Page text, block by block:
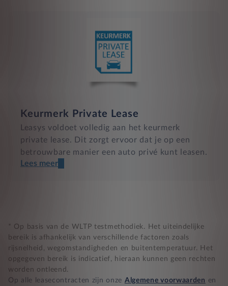
Keurmerk Private Lease
Leasys voldoet volledig aan het keurmerk
private lease. Dit zorgt ervoor dat je op een
betrouwbare manier een auto privé kunt leasen.
Nooit te hoge financiële lasten
BB 14 dagen bedenktijd
Zekerheid bij klachten
Lees meer
* Op basis van de WLTP testmethodiek. Het uiteindelijke
bereik is afhankelijk van verschillende factoren zoals
rijsnelheid, wegomstandigheden en buitentemperatuur. Het
opgegeven bereik is indicatief, hieraan kunnen geen rechten
worden ontleend.
Op alle leasecontracten zijn onze Algemene voorwaarden en